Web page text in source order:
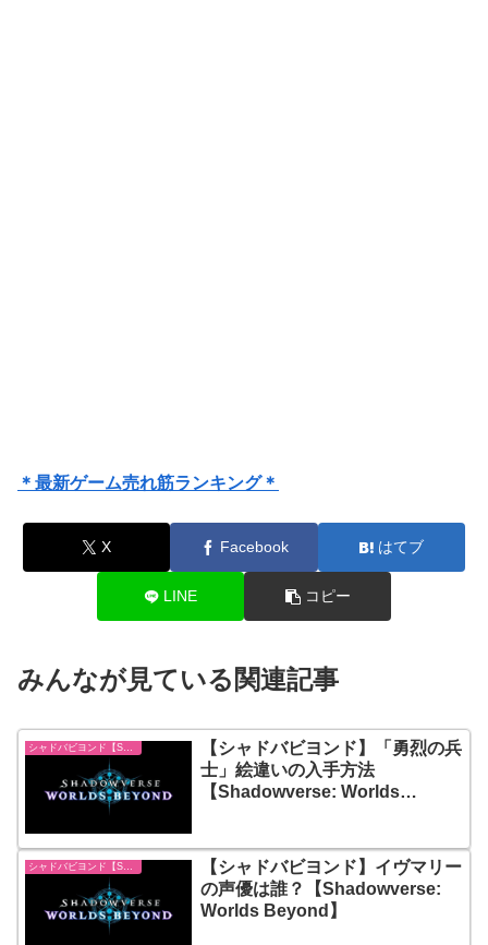
＊最新ゲーム売れ筋ランキング＊
X Facebook はてブ
LINE コピー
みんなが見ている関連記事
【シャドバビヨンド】「勇烈の兵
士」絵違いの入手方法
【Shadowverse: Worlds
シャドバビヨンド【Shadowverse: Worlds Beyond】
【シャドバビヨンド】イヴマリー
の声優は誰？【Shadowverse:
Worlds Beyond】